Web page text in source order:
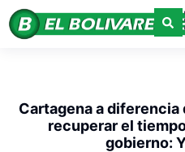
Cartagena a
recuperar el
gobierno: